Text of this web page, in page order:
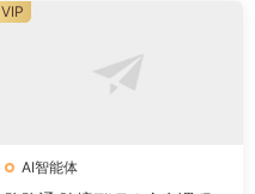
AI智能体
VIP